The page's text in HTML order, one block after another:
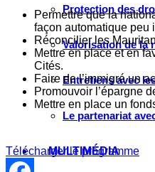
Protection des
Valorisation de la
Entretiens avec
Le partenariat
MULTIMÉDIA
Permettre que la
façon automatique peu
Réconcilier les
Mettre en place et en
Cités.
Faire de l’immigré un
Promouvoir l’épargne
Mettre en place un
Télécharger le programme